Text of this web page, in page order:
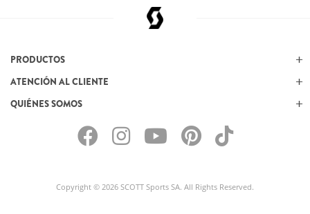
PRODUCTOS
ATENCIÓN AL CLIENTE
QUIÉNES SOMOS
Copyright © 2026 SCOTT Sports SA. All Rights Reserved.